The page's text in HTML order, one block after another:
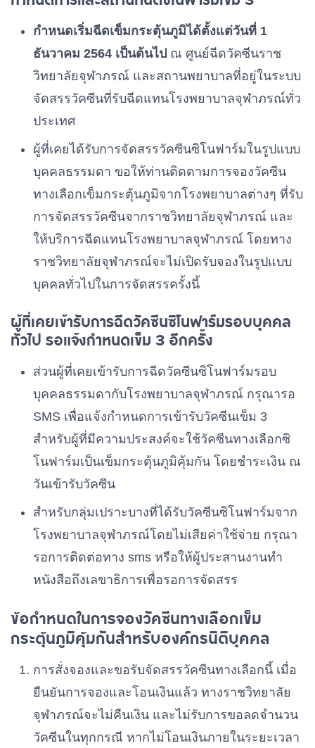
กำหนดเริ่มฉีดเข็มกระตุ้นภูมิได้ตั้งแต่วันที่ 1
ธันวาคม 2564 เป็นต้นไป ณ ศูนย์ฉีดวัคซีนราช
วิทยาลัยจุฬาภรณ์ และสถานพยาบาลที่อยู่ในระบบ
จัดสรรวัคซีนที่รับฉีดแทนโรงพยาบาลจุฬาภรณ์ทั่ว
ประเทศ
ผู้ที่เคยได้รับการจัดสรรวัคซีนซิโนฟาร์มในรูปแบบ
บุคคลธรรมดา ขอให้ท่านติดตามการจองวัคซีน
ทางเลือกเข็มกระตุ้นภูมิจากโรงพยาบาลต่างๆ ที่รับ
การจัดสรรวัคซีนจากราชวิทยาลัยจุฬาภรณ์ และ
ให้บริการฉีดแทนโรงพยาบาลจุฬาภรณ์ โดยทาง
ราชวิทยาลัยจุฬาภรณ์จะไม่เปิดรับจองในรูปแบบ
บุคคลทั่วไปในการจัดสรรครั้งนี้
ผู้ที่เคยเข้ารับการฉีดวัคซีนซิโนฟาร์มรอบบุคคล
ทั่วไป รอแจ้งกำหนดเข็ม 3 อีกครั้ง
ส่วนผู้ที่เคยเข้ารับการฉีดวัคซีนซิโนฟาร์มรอบ
บุคคลธรรมดากับโรงพยาบาลจุฬาภรณ์ กรุณารอ
SMS เพื่อแจ้งกำหนดการเข้ารับวัคซีนเข็ม 3
สำหรับผู้ที่มีความประสงค์จะใช้วัคซีนทางเลือกซิ
โนฟาร์มเป็นเข็มกระตุ้นภูมิคุ้มกัน โดยชำระเงิน ณ
วันเข้ารับวัคซีน
สำหรับกลุ่มเปราะบางที่ได้รับวัคซีนซิโนฟาร์มจาก
โรงพยาบาลจุฬาภรณ์โดยไม่เสียค่าใช้จ่าย กรุณา
รอการติดต่อทาง sms หรือให้ผู้ประสานงานทำ
หนังสือถึงเลขาธิการเพื่อรอการจัดสรร
ข้อกำหนดในการจองวัคซีนทางเลือกเข็ม
กระตุ้นภูมิคุ้มกันสำหรับองค์กรนิติบุคคล
การสั่งจองและขอรับจัดสรรวัคซีนทางเลือกนี้ เมื่อ
ยืนยันการจองและโอนเงินแล้ว ทางราชวิทยาลัย
จุฬาภรณ์จะไม่คืนเงิน และไม่รับการขอลดจำนวน
วัคซีนในทุกกรณี หากไม่โอนเงินภายในระยะเวลา